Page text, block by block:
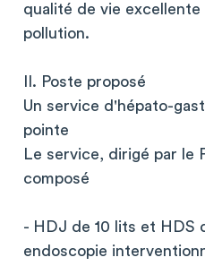
qualité de vie excellente
pollution.
II. Poste proposé
Un service d'hépato-
pointe
Le service, dirigé par le
composé
- HDJ de 10 lits et HDS
endoscopie